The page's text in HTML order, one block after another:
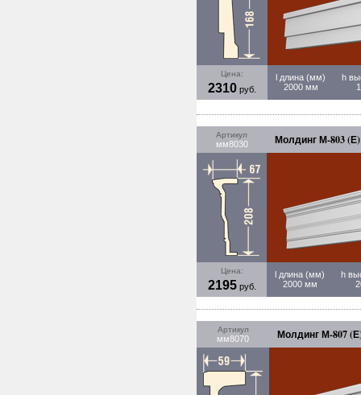
Цена:
2310 руб.
l длина (мм)
2000 мм
h
Артикул
мм8030 Молдинг М-803 (Е)
Цена:
2195руб.
l длина (мм)
2000 мм
h
Артикул
мм8070 Молдинг М-807